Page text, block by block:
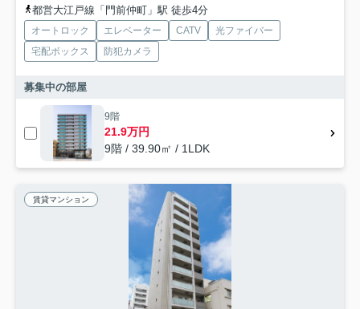
都営大江戸線「門前仲町」駅 徒歩4分
オートロック エレベーター CATV
光ファイバー
宅配ボックス
防犯カメラ
募集中の部屋
9階
21.9万円
9階 / 39.90㎡ / 1LDK
賃貸マンション